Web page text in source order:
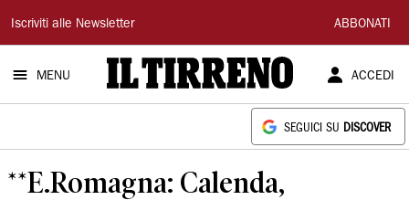
Il
Tirreno
Iscriviti alle Newsletter ABBONATI
MENU ACCEDI
SEGUICI SU DISCOVER
**E.Romagna: Calenda,